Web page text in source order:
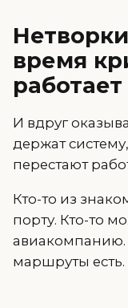
время
работает
И вдруг
держат
перестают
Кто-то из
порту. Кто-то
авиакомпанию.
маршруты есть.